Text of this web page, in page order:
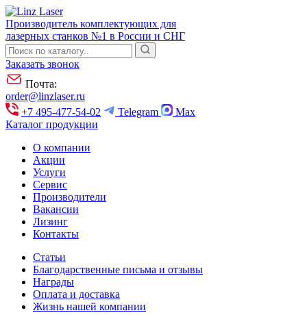
Производитель комплектующих для
лазерных станков №1 в России и СНГ
Заказать звонок
Почта:
order@linzlaser.ru
+7 495-477-54-02
Telegram
Max
Каталог продукции
О компании
Акции
Услуги
Сервис
Производители
Вакансии
Лизинг
Контакты
Статьи
Благодарственные письма и отзывы
Награды
Оплата и доставка
Жизнь нашей компании